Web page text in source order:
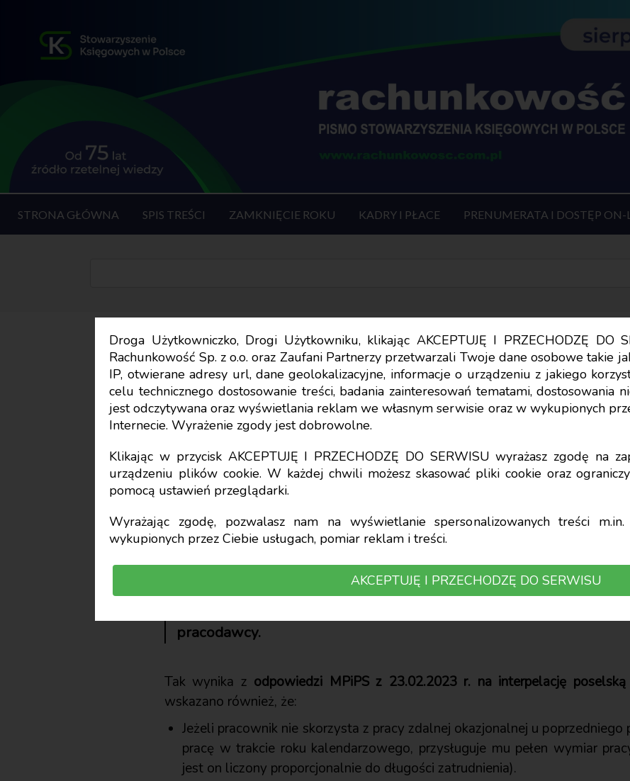
Droga Użytkowniczko, Drogi Użytkowniku, klikając AKCEPTUJĘ I PRZECHODZĘ DO
Rachunkowość Sp. z o.o. oraz Zaufani Partnerzy przetwarzali Twoje dane osobowe takie
IP, otwierane adresy url, dane geolokalizacyjne, informacje o urządzeniu z jakiego
celu technicznego dostosowanie treści, badania zainteresowań tematami, dostosowania
jest odczytywana oraz wyświetlania reklam we własnym serwisie oraz w wykupionych
Internecie. Wyrażenie zgody jest dobrowolne.
Klikając w przycisk AKCEPTUJĘ I PRZECHODZĘ DO SERWISU wyrażasz zgodę na
urządzeniu plików cookie. W każdej chwili możesz skasować pliki cookie oraz
pomocą ustawień przeglądarki.
Wyrażając zgodę, pozwalasz nam na wyświetlanie spersonalizowanych treści
wykupionych przez Ciebie usługach, pomiar reklam i treści.
AKCEPTUJĘ I PRZECHODZĘ DO SERWISU
STRONA GŁÓWNA SPIS TREŚCI ZAMKNIĘCIE ROKU KADRY I PŁACE PRENUMERATA I DOSTĘP ON-
Okazjonalny home office –
wyjaśnia wątpliwości
Krzysztof Hałub
Praca zdalna może być wykonywana okazjonalnie w wymiarze
w roku kalendarzowym. W przypadku zmiany pracodawcy w
pracodawcy.
Tak wynika z odpowiedzi MPiPS z 23.02.2023 r. na interpelację
wskazano również, że:
Jeżeli pracownik nie skorzysta z pracy zdalnej okazjonalnej u
pracę w trakcie roku kalendarzowego, przysługuje mu pełen wymiar
jest on liczony proporcjonalnie do długości zatrudnienia).